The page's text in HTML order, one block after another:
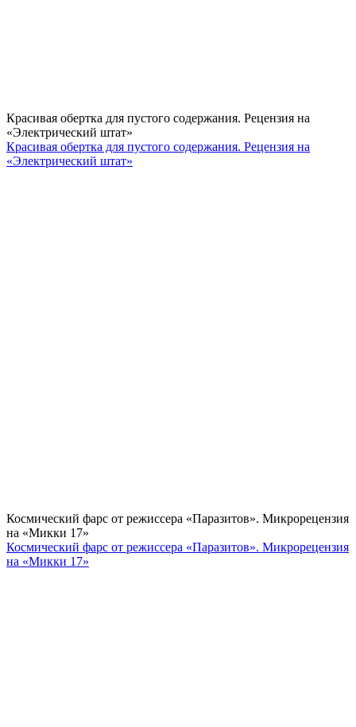
Красивая обертка для пустого содержания. Рецензия на
«Электрический штат»
Красивая обертка для пустого содержания. Рецензия на
«Электрический штат»
Космический фарс от режиссера «Паразитов». Микрорецензия
на «Микки 17»
Космический фарс от режиссера «Паразитов». Микрорецензия
на «Микки 17»